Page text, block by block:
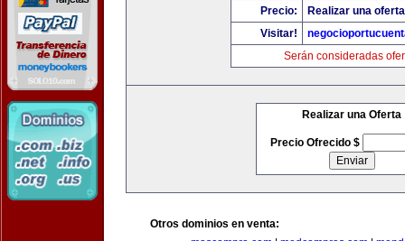
Precio:
Realizar una
Visitar!
Serán consideradas
Realizar una Oferta
Precio Ofrecido $
Otros dominios en venta: